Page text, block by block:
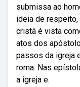
submissa ao
ideia de respeito,
cristã é vista
atos dos
passos da igreja
roma. Nas
a igreja e.